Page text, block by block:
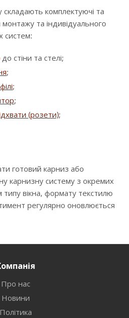
комплектуючі та
та індивідуального
систем:
до стіни та стелі;
;
;
;
(розети);
готовий карниз або
карнизну систему з окремих
вікна, формату текстилю
регулярно оновлюється
Про нас
Новини
Політика